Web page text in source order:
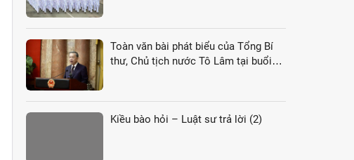
Trên Chợ nổi, cảnh mua bán diễn ra tấp nập
Toàn văn bài phát biểu của Tổng Bí
thư, Chủ tịch nước Tô Lâm tại buổi
Kiều bào hỏi – Luật sư trả lời (2)